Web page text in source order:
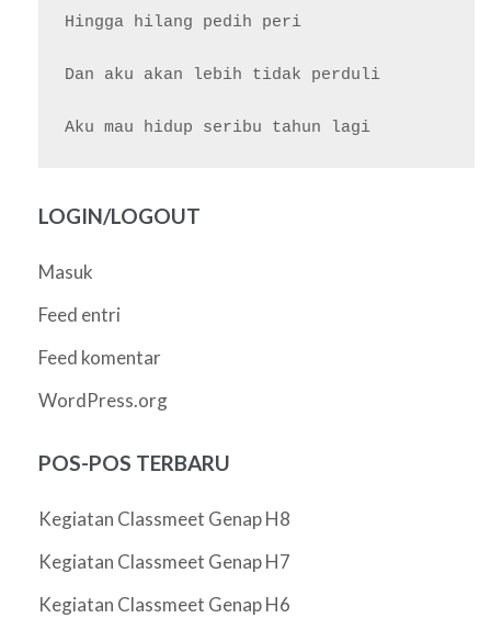
Hingga hilang pedih peri
Dan aku akan lebih tidak perduli
LOGIN/LOGOUT
Masuk
Feed entri
Feed komentar
WordPress.org
POS-POS TERBARU
Kegiatan Classmeet Genap H8
Kegiatan Classmeet Genap H7
Kegiatan Classmeet Genap H6